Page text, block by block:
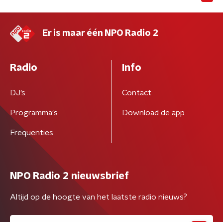
Er is maar één NPO Radio 2
Radio
DJ’s
Programma's
Frequenties
Info
Contact
Download de app
NPO Radio 2 nieuwsbrief
Altijd op de hoogte van het laatste radio nieuws?